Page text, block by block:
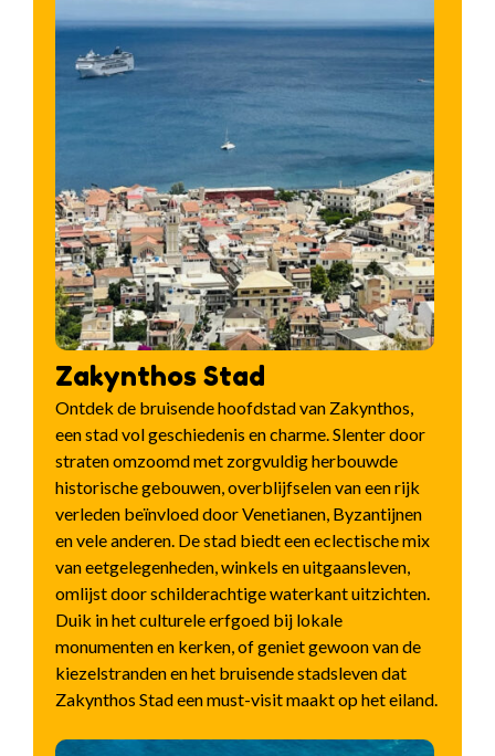
Zakynthos Stad
Ontdek de bruisende hoofdstad van Zakynthos,
een stad vol geschiedenis en charme. Slenter door
straten omzoomd met zorgvuldig herbouwde
historische gebouwen, overblijfselen van een rijk
verleden beïnvloed door Venetianen, Byzantijnen
en vele anderen. De stad biedt een eclectische mix
van eetgelegenheden, winkels en uitgaansleven,
omlijst door schilderachtige waterkant uitzichten.
Duik in het culturele erfgoed bij lokale
monumenten en kerken, of geniet gewoon van de
kiezelstranden en het bruisende stadsleven dat
Zakynthos Stad een must-visit maakt op het eiland.